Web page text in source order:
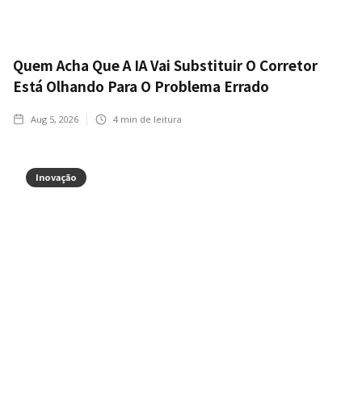
Quem Acha Que A IA Vai Substituir O Corretor
Está Olhando Para O Problema Errado
Aug 5, 2026 4 min de leitura
Inovação